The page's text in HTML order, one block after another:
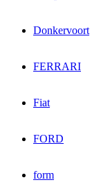
Donkervoort
FERRARI
Fiat
FORD
form